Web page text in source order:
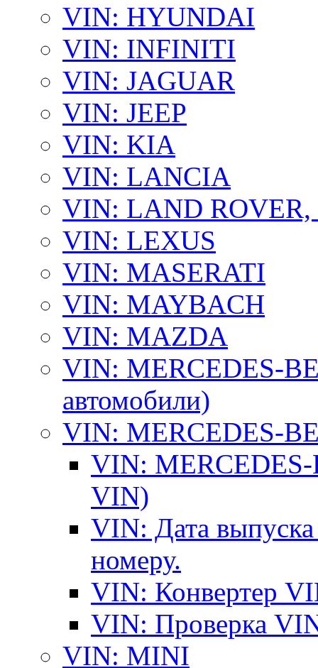
VIN: HYUNDAI
VIN: INFINITI
VIN: JAGUAR
VIN: JEEP
VIN: KIA
VIN: LANCIA
VIN: LAND ROVER,
VIN: LEXUS
VIN: MASERATI
VIN: MAYBACH
VIN: MAZDA
VIN: MERCEDES-
автомобили)
VIN: MERCEDES-
VIN: MERCEDES-
VIN)
VIN: Дата
номеру.
VIN: Конвертер
VIN: Проверка
VIN: MINI